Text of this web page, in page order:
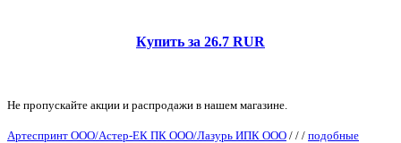
Купить за 26.7 RUR
Не пропускайте акции и распродажи в нашем магазине.
Артеспринт ООО/Астер-ЕК ПК ООО/Лазурь ИПК ООО / / / подобные